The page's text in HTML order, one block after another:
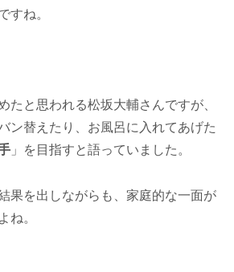
すね。
たと思われる松坂大輔さんですが、
ン替えたり、お風呂に入れてあげた
」を目指すと語っていました。
果を出しながらも、家庭的な一面が
ね。